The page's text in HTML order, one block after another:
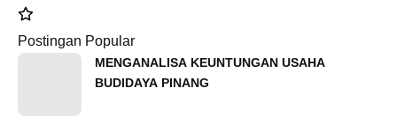
Postingan Popular
MENGANALISA KEUNTUNGAN USAHA
BUDIDAYA PINANG